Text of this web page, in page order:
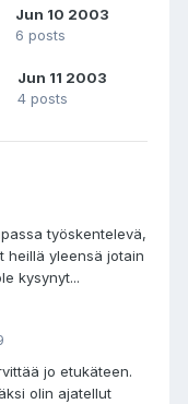
Jun 10 2003
6 posts
Jun 11 2003
4 posts
työskentelevä,
heillä yleensä jotain
kysynyt...
jo etukäteen.
olin ajatellut